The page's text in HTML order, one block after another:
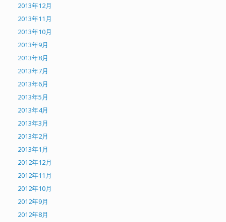
2013年12月
2013年11月
2013年10月
2013年9月
2013年8月
2013年7月
2013年6月
2013年5月
2013年4月
2013年3月
2013年2月
2013年1月
2012年12月
2012年11月
2012年10月
2012年9月
2012年8月